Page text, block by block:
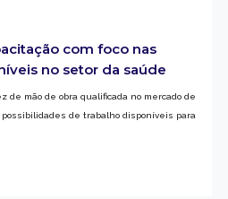
com foco nas
no setor da saúde
de mão de obra qualificada no mercado de
de trabalho disponíveis para